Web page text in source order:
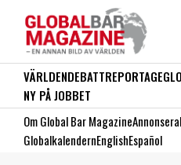
VÄRLDENDEBATTREPORTAGE
NY PÅ JOBBET
Om Global Bar MagazineAnnonsera
GlobalkalendernEnglishEspañol